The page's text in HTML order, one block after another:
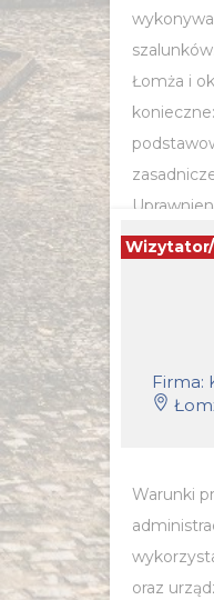
Łomża i
B
Warunki
oraz